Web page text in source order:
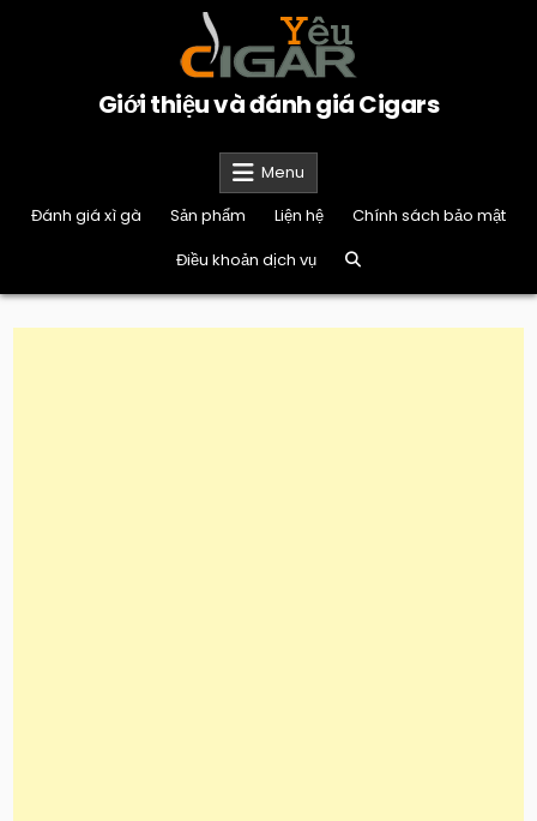
Giới thiệu và đánh giá Cigars
Menu
Đánh giá xì gà
Sản phẩm Liện hệ
Chính sách bảo mật
Điều khoản dịch vụ